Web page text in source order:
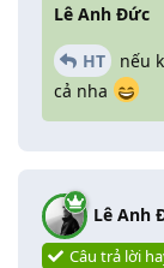
Lê Anh Đức
HT
nếu
cả nha
Lê Anh
Câu trả lời